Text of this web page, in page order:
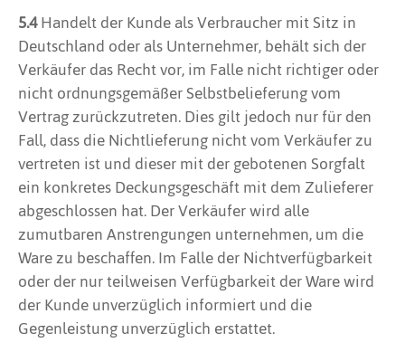
5.4Handelt der Kunde als Verbraucher mit Sitz in
Deutschland oder als Unternehmer, behält sich der
Verkäufer das Recht vor, im Falle nicht richtiger oder
nicht ordnungsgemäßer Selbstbelieferung vom
Vertrag zurückzutreten. Dies gilt jedoch nur für den
Fall, dass die Nichtlieferung nicht vom Verkäufer zu
vertreten ist und dieser mit der gebotenen Sorgfalt
ein konkretes Deckungsgeschäft mit dem Zulieferer
abgeschlossen hat. Der Verkäufer wird alle
zumutbaren Anstrengungen unternehmen, um die
Ware zu beschaffen. Im Falle der Nichtverfügbarkeit
oder der nur teilweisen Verfügbarkeit der Ware wird
der Kunde unverzüglich informiert und die
Gegenleistung unverzüglich erstattet.